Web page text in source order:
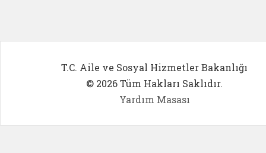
T.C. Aile ve Sosyal Hizmetler Bakanlığı
© 2026 Tüm Hakları Saklıdır.
Yardım Masası